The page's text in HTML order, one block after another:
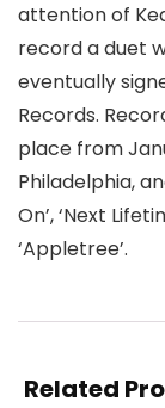
attention of
record a duet
eventually
Records.
place from
Philadelphia,
On’, ‘Next
‘Appletree’.
Related